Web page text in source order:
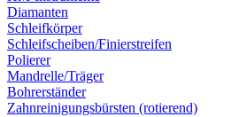
Diamanten
Schleifkörper
Schleifscheiben/Finierstreifen
Polierer
Mandrelle/Träger
Bohrerständer
Zahnreinigungsbürsten (rotierend)